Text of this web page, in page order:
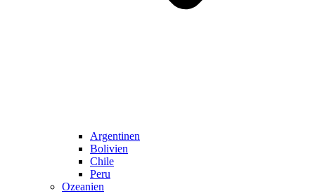
Argentinen
Bolivien
Chile
Peru
Ozeanien